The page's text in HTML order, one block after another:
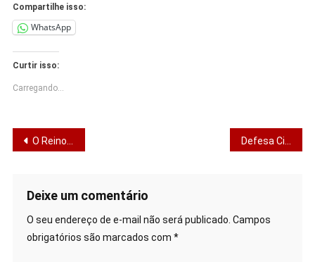
Compartilhe isso:
WhatsApp
Curtir isso:
Carregando...
Navegação
Post
O Reino como direção de vida
Deixe um comentário
O seu endereço de e-mail não será publicado. Campos
obrigatórios são marcados com *